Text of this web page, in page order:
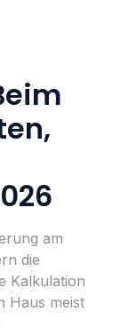
am
die
Kalkulation
Haus meist